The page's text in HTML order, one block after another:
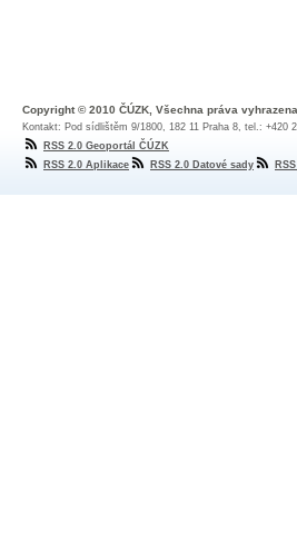
Copyright © 2010 ČÚZK, Všechna práva vyhrazena
Kontakt: Pod sídlištěm 9/1800, 182 11 Praha 8, tel.: +420
RSS 2.0 Geoportál ČÚZK
RSS 2.0 Aplikace
RSS 2.0 Datové sady